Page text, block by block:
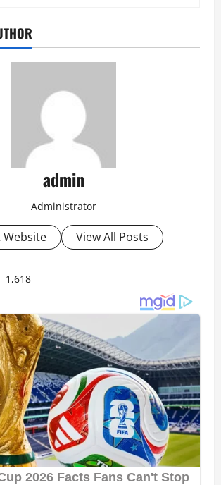
admin
Administrator
Website View All Posts
1,618